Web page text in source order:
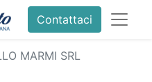
Contattaci
MARMI SRL